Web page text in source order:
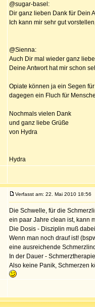
@sugar-basel:
Dir ganz lieben Dank für Dein
Ich kann mir sehr gut
@Sienna:
Auch Dir mal wieder ganz
Deine Antwort hat mir schon
Opiate können ja ein Segen
dagegen ein Fluch für
Nochmals vielen Dank
und ganz liebe Grüße
von Hydra
Hydra
Verfasst am: 22. Mai 2010 18:56
Die Schwelle, für die
ein paar Jahre clean ist, kann
Die Dosis - Disziplin muß
Wenn man noch drauf ist!
eine ausreichende
In der Dauer -
Also keine Panik, Schmerzen